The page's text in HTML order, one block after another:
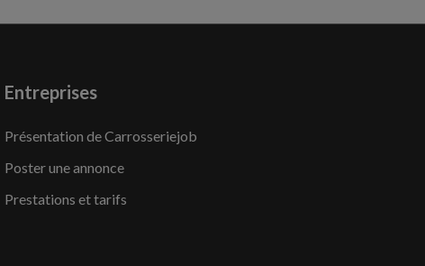
Entreprises
Présentation de Carrosseriejob
Poster une annonce
Prestations et tarifs